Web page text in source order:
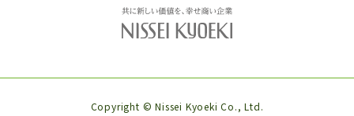
Copyright © Nissei Kyoeki Co., Ltd.